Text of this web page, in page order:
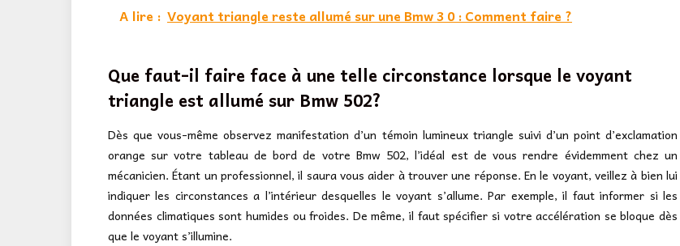
A lire : Voyant triangle reste allumé sur une Bmw 3 0 : Comment faire ?
Que faut-il faire face à une telle circonstance lorsque le voyant
triangle est allumé sur Bmw 502?
Dès que vous-même observez manifestation d’un témoin lumineux triangle suivi d’un point d’exclamation
orange sur votre tableau de bord de votre Bmw 502, l’idéal est de vous rendre évidemment chez un
mécanicien. Étant un professionnel, il saura vous aider à trouver une réponse. En le voyant, veillez à bien lui
indiquer les circonstances a l’intérieur desquelles le voyant s’allume. Par exemple, il faut informer si les
données climatiques sont humides ou froides. De même, il faut spécifier si votre accélération se bloque dès
que le voyant s’illumine.